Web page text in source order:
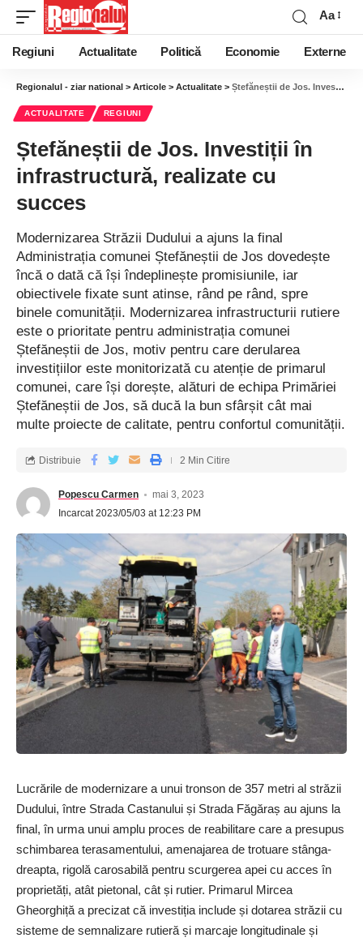
Aa
Regiuni Actualitate Politică Economie Externe
Regionalul - ziar national > Articole > Actualitate > Ștefăneștii de Jos. Investiții în infrastructură, realizate cu succes
ACTUALITATE REGIUNI
Ștefăneștii de Jos. Investiții în
infrastructură, realizate cu
succes
Modernizarea Străzii Dudului a ajuns la final
Administrația comunei Ștefăneștii de Jos dovedește
încă o dată că își îndeplinește promisiunile, iar
obiectivele fixate sunt atinse, rând pe rând, spre
binele comunității. Modernizarea infrastructurii rutiere
este o prioritate pentru administrația comunei
Ștefăneștii de Jos, motiv pentru care derularea
investițiilor este monitorizată cu atenție de primarul
comunei, care își dorește, alături de echipa Primăriei
Ștefăneștii de Jos, să ducă la bun sfârșit cât mai
multe proiecte de calitate, pentru confortul comunității.
Popescu Carmen
mai 3, 2023
Incarcat 2023/05/03 at 12:23 PM
Distribuie 2 Min Citire
Lucrările de modernizare a unui tronson de 357 metri al străzii
Dudului, între Strada Castanului și Strada Făgăraș au ajuns la
final, în urma unui amplu proces de reabilitare care a presupus
schimbarea terasamentului, amenajarea de trotuare stânga-
dreapta, rigolă carosabilă pentru scurgerea apei cu acces în
proprietăți, atât pietonal, cât și rutier. Primarul Mircea
Gheorghiță a precizat că investiția include și dotarea străzii cu
sisteme de semnalizare rutieră și marcaje longitudinale și